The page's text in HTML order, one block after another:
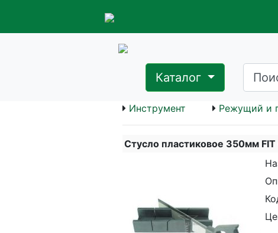
Каталог
Инструмент Режущий и
Стусло пластиковое 350мм